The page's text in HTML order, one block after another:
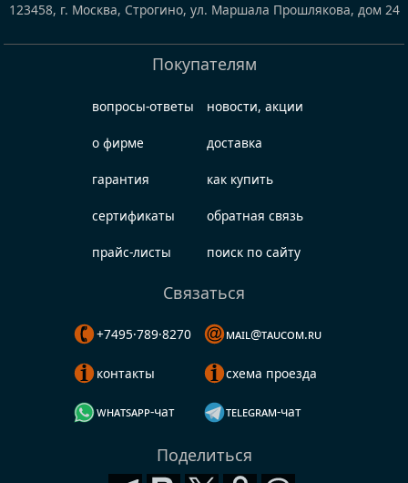
123458, г. Москва, Строгино, ул. Маршала Прошлякова, дом 24
Покупателям
вопросы-ответы
о фирме
гарантия
сертификаты
прайс-листы
новости, акции
доставка
как купить
обратная связь
поиск по сайту
Связаться
+7495·789·8270
контакты
whatsapp-чат
mail@taucom.ru
схема проезда
telegram-чат
Поделиться